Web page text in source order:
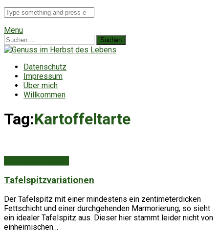
Suche
für
Menu
Suchen
nach:
Datenschutz
Impressum
Über mich
Willkommen
Tag:Kartoffeltarte
Tafelspitzvariationen
Der Tafelspitz mit einer mindestens ein zentimeterdicken
Fettschicht und einer durchgehenden Marmorierung; so sieht
ein idealer Tafelspitz aus. Dieser hier stammt leider nicht von
einheimischen…